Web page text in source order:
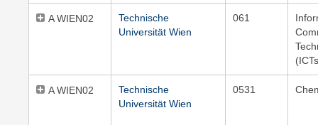
A WIEN02
Technische
Universität Wien
061
A WIEN02
Technische
Universität Wien
0531